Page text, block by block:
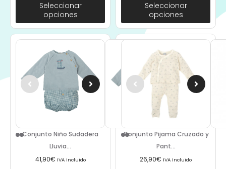
Seleccionar
opciones
Seleccionar
opciones
Conjunto Niño Sudadera
Lluvia...
41,90€ IVA Incluido
Conjunto Pijama Cruzado y
Pant...
26,90€ IVA Incluido